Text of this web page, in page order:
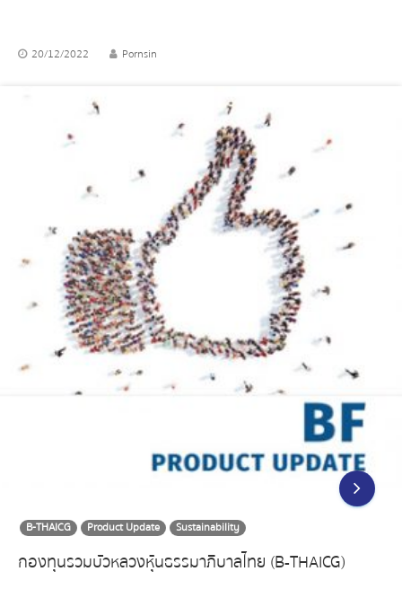
20/12/2022 Pornsin
B-THAICG Product Update Sustainability
กองทุนรวมบัวหลวงหุ้นธรรมาภิบาลไทย (B-THAICG)